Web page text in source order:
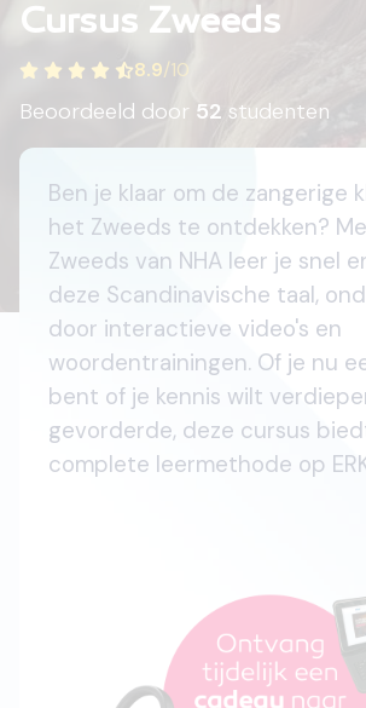
Cursus Zweeds
8.9/10
Beoordeeld door 52 studenten
Ben je klaar om de zangerige
het Zweeds te ontdekken?
Zweeds van NHA leer je snel
deze Scandinavische taal,
door interactieve video's en
woordentrainingen. Of je nu
bent of je kennis wilt
gevorderde, deze cursus
complete leermethode op